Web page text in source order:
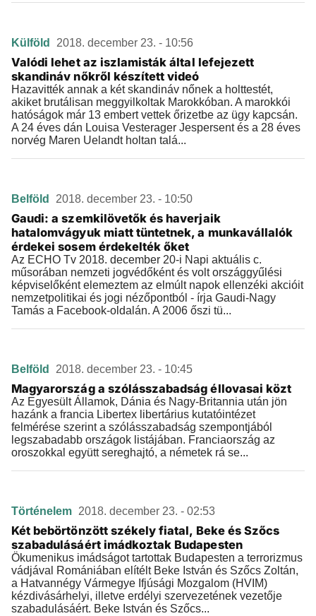
Külföld 2018. december 23. - 10:56
Valódi lehet az iszlamisták által lefejezett
skandináv nőkről készített videó
Hazavitték annak a két skandináv nőnek a holttestét,
akiket brutálisan meggyilkoltak Marokkóban. A marokkói
hatóságok már 13 embert vettek őrizetbe az ügy kapcsán.
A 24 éves dán Louisa Vesterager Jespersent és a 28 éves
norvég Maren Uelandt holtan talá...
Belföld 2018. december 23. - 10:50
Gaudi: a szemkilövetők és haverjaik
hatalomvágyuk miatt tüntetnek, a munkavállalók
érdekei sosem érdekelték őket
Az ECHO Tv 2018. december 20-i Napi aktuális c.
műsorában nemzeti jogvédőként és volt országgyűlési
képviselőként elemeztem az elmúlt napok ellenzéki akcióit
nemzetpolitikai és jogi nézőpontból - írja Gaudi-Nagy
Tamás a Facebook-oldalán. A 2006 őszi tü...
Belföld 2018. december 23. - 10:45
Magyarország a szólásszabadság éllovasai közt
Az Egyesült Államok, Dánia és Nagy-Britannia után jön
hazánk a francia Libertex libertárius kutatóintézet
felmérése szerint a szólásszabadság szempontjából
legszabadabb országok listájában. Franciaország az
oroszokkal együtt sereghajtó, a németek rá se...
Történelem 2018. december 23. - 02:53
Két bebörtönzött székely fiatal, Beke és Szőcs
szabadulásáért imádkoztak Budapesten
Ökumenikus imádságot tartottak Budapesten a terrorizmus
vádjával Romániában elítélt Beke István és Szőcs Zoltán,
a Hatvannégy Vármegye Ifjúsági Mozgalom (HVIM)
kézdivásárhelyi, illetve erdélyi szervezetének vezetője
szabadulásáért. Beke István és Szőcs...